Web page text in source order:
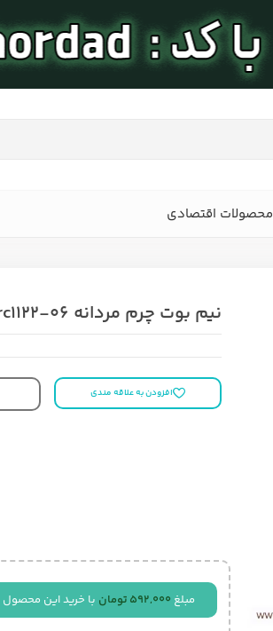
محصولات اقتصادی
نیم بوت چرم مردانه mrc۱۱۲۲-۰۶
افزودن به علاقه مندی
مبلغ 592,000 تومان با خرید این